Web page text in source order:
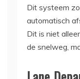
Dit systeem
automatisch
Dit is niet
de snelweg,